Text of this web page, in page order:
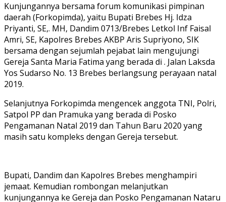
Kunjungannya bersama forum komunikasi pimpinan
daerah (Forkopimda), yaitu Bupati Brebes Hj. Idza
Priyanti, SE,. MH, Dandim 0713/Brebes Letkol Inf Faisal
Amri, SE, Kapolres Brebes AKBP Aris Supriyono, SIK
bersama dengan sejumlah pejabat lain mengujungi
Gereja Santa Maria Fatima yang berada di . Jalan Laksda
Yos Sudarso No. 13 Brebes berlangsung perayaan natal
2019.
Selanjutnya Forkopimda mengencek anggota TNI, Polri,
Satpol PP dan Pramuka yang berada di Posko
Pengamanan Natal 2019 dan Tahun Baru 2020 yang
masih satu kompleks dengan Gereja tersebut.
Bupati, Dandim dan Kapolres Brebes menghampiri
jemaat. Kemudian rombongan melanjutkan
kunjungannya ke Gereja dan Posko Pengamanan Nataru